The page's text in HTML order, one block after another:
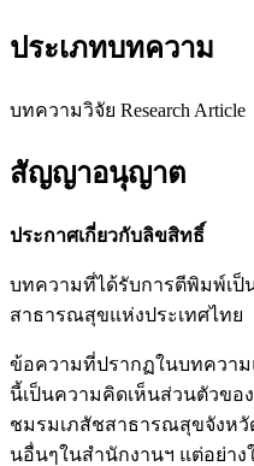
ประเภทบทความ
บทความวิจัย Research Article
สัญญาอนุญาต
ประกาศเกี่ยวกับลิขสิทธิ์
บทความที่ได้รับการตีพิมพ์เ
สาธารณสุขแห่งประเทศไทย
ข้อความที่ปรากฏในบทความ
นี้เป็นความคิดเห็นส่วนตัวขอ
ชมรมเภสัชสาธารณสุขจังหวั
นอื่นๆในสำนักงานฯ แต่อย่า